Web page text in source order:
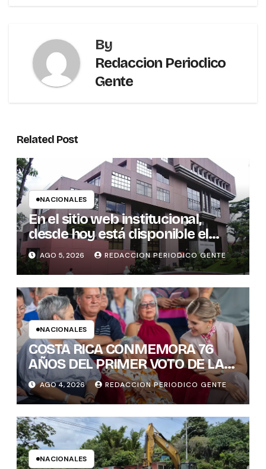
By
Redaccion Periodico
Gente
Related Post
NACIONALES
En el sitio web institucional,
desde hoy está disponible el
sistema “Matrimonio en Línea”
para los notarios del país
AGO 5, 2026 REDACCION PERIODICO GENTE
NACIONALES
COSTA RICA CONMEMORA 76
AÑOS DEL PRIMER VOTO DE LAS
MUJERES , INAMU BRINDA
HOMENAJE A UNA DE LAS
PRIMERAS MUJERES VOTANTES
DE COSTARICA
AGO 4, 2026 REDACCION PERIODICO GENTE
NACIONALES